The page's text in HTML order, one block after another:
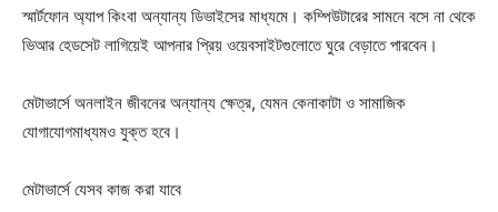
স্মার্টফোন অ্যাপ কিংবা অন্যান্য ডিভাইসের মাধ্যমে। কম্পিউটারের সামনে বসে না থেকে
ভিআর হেডসেট লাগিয়েই আপনার প্রিয় ওয়েবসাইটগুলোতে ঘুরে বেড়াতে পারবেন।
মেটাভার্সে অনলাইন জীবনের অন্যান্য ক্ষেত্র, যেমন কেনাকাটা ও সামাজিক
যোগাযোগমাধ্যমও যুক্ত হবে।
মেটাভার্সে যেসব কাজ করা যাবে